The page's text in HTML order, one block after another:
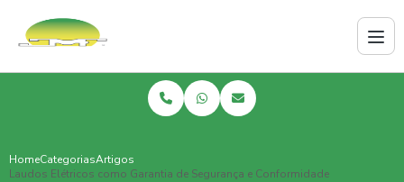
HomeCategoriasArtigos
Laudos Elétricos como Garantia de Segurança e Conformidade